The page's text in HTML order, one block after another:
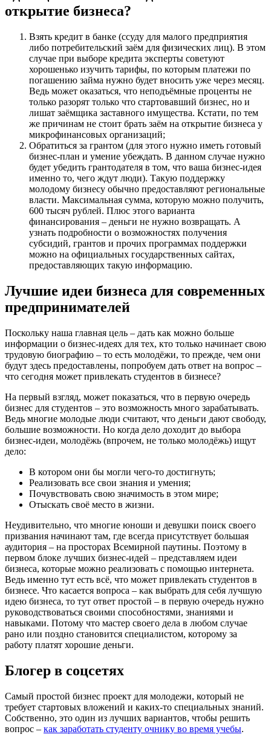
открытие бизнеса?
Взять кредит в банке (ссуду для малого предприятия
либо потребительский заём для физических лиц). В этом
случае при выборе кредита эксперты советуют
хорошенько изучить тарифы, по которым платежи по
погашению займа нужно будет вносить уже через месяц.
Ведь может оказаться, что неподъёмные проценты не
только разорят только что стартовавший бизнес, но и
лишат заёмщика заставного имущества. Кстати, по тем
же причинам не стоит брать заём на открытие бизнеса у
микрофинансовых организаций;
Обратиться за грантом (для этого нужно иметь готовый
бизнес-план и умение убеждать. В данном случае нужно
будет убедить грантодателя в том, что ваша бизнес-идея
именно то, чего ждут люди). Такую поддержку
молодому бизнесу обычно предоставляют региональные
власти. Максимальная сумма, которую можно получить,
600 тысяч рублей. Плюс этого варианта
финансирования – деньги не нужно возвращать. А
узнать подробности о возможностях получения
субсидий, грантов и прочих программах поддержки
можно на официальных государственных сайтах,
предоставляющих такую информацию.
Лучшие идеи бизнеса для современных
предпринимателей
Поскольку наша главная цель – дать как можно больше
информации о бизнес-идеях для тех, кто только начинает свою
трудовую биографию – то есть молодёжи, то прежде, чем они
будут здесь предоставлены, попробуем дать ответ на вопрос –
что сегодня может привлекать студентов в бизнесе?
На первый взгляд, может показаться, что в первую очередь
бизнес для студентов – это возможность много зарабатывать.
Ведь многие молодые люди считают, что деньги дают свободу,
большие возможности. Но когда дело доходит до выбора
бизнес-идеи, молодёжь (впрочем, не только молодёжь) ищут
дело:
В котором они бы могли чего-то достигнуть;
Реализовать все свои знания и умения;
Почувствовать свою значимость в этом мире;
Отыскать своё место в жизни.
Неудивительно, что многие юноши и девушки поиск своего
призвания начинают там, где всегда присутствует большая
аудитория – на просторах Всемирной паутины. Поэтому в
первом блоке лучших бизнес-идей – представляем идеи
бизнеса, которые можно реализовать с помощью интернета.
Ведь именно тут есть всё, что может привлекать студентов в
бизнесе. Что касается вопроса – как выбрать для себя лучшую
идею бизнеса, то тут ответ простой – в первую очередь нужно
руководствоваться своими способностями, знаниями и
навыками. Потому что мастер своего дела в любом случае
рано или поздно становится специалистом, которому за
работу платят хорошие деньги.
Блогер в соцсетях
Самый простой бизнес проект для молодежи, который не
требует стартовых вложений и каких-то специальных знаний.
Собственно, это один из лучших вариантов, чтобы решить
вопрос – как заработать студенту очнику во время учебы.